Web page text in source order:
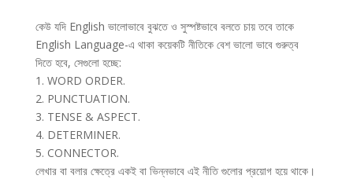
কেউ যদি English ভালোভাবে বুঝতে ও সুস্পষ্টভাবে বলতে চায় তবে তাকে
English Language-এ থাকা কয়েকটি নীতিকে বেশ ভালো ভাবে গুরুত্ব
দিতে হবে, সেগুলো হচ্ছে:
1. WORD ORDER.
2. PUNCTUATION.
3. TENSE & ASPECT.
4. DETERMINER.
5. CONNECTOR.
লেখার বা বলার ক্ষেত্রে একই বা ভিন্নভাবে এই নীতি গুলোর প্রয়োগ হয়ে থাকে।